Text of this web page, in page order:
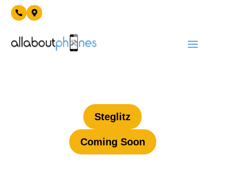
 
Steglitz
Coming Soon